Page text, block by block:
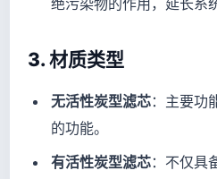
绝污染物的作用，延长系
3. 材质类型
无活性炭型滤芯：主要功
的功能。
有活性炭型滤芯：不仅具